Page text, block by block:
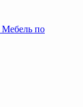
Мебель по